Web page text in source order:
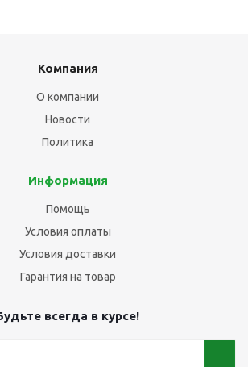
Компания
О компании
Новости
Политика
Информация
Помощь
Условия оплаты
Условия доставки
Гарантия на товар
всегда в курсе!